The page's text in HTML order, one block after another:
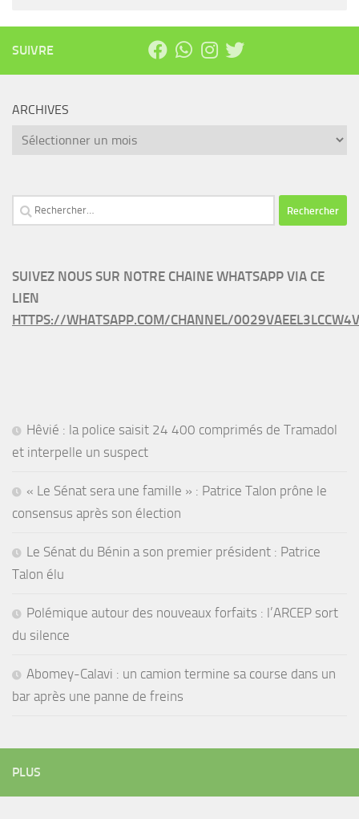
SUIVRE
ARCHIVES
Archives
Rechercher :
SUIVEZ NOUS SUR NOTRE CHAINE WHATSAPP VIA CE
LIEN
HTTPS://WHATSAPP.COM/CHANNEL/
Hêvié : la police saisit 24 400 comprimés de Tramadol
et interpelle un suspect
« Le Sénat sera une famille » : Patrice Talon prône le
consensus après son élection
Le Sénat du Bénin a son premier président : Patrice
Talon élu
Polémique autour des nouveaux forfaits : l’ARCEP sort
du silence
Abomey-Calavi : un camion termine sa course dans un
bar après une panne de freins
PLUS